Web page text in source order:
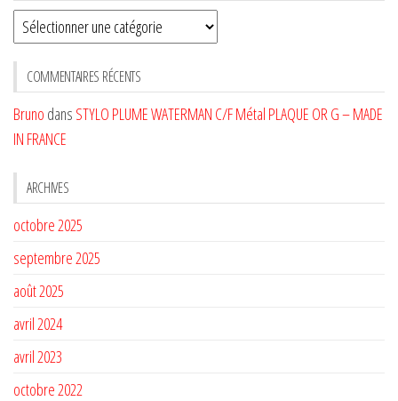
Sélectionnez
une
CATÉGORIE
COMMENTAIRES RÉCENTS
Bruno dans STYLO PLUME WATERMAN C/F Métal PLAQUE OR G – MADE
IN FRANCE
ARCHIVES
octobre 2025
septembre 2025
août 2025
avril 2024
avril 2023
octobre 2022